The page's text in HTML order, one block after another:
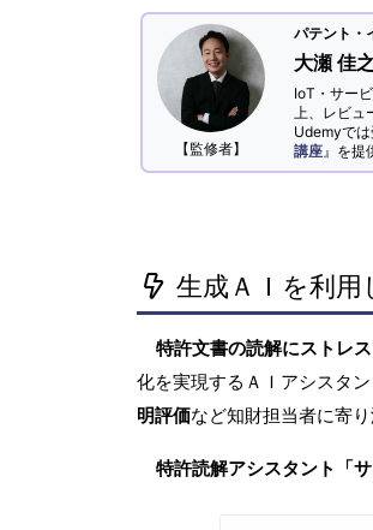
【監修者】
パテント・
大瀬 佳之
IoT・サー
上、レビ
Udemyで
講座 』を提
生成ＡＩを利用
特許文書の読解にストレス
化を実現するＡＩアシスタ
明評価など知財担当者に寄
特許読解アシスタント「サ